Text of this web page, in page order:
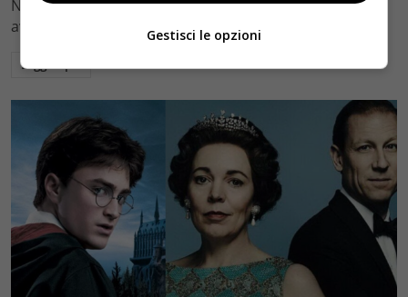
Nipote del celebre Gianni Agnelli, che il 12 marzo
avrebbe compiuto cento anni, Ginevra Elkann…
Leggi di più
Gestisci le opzioni